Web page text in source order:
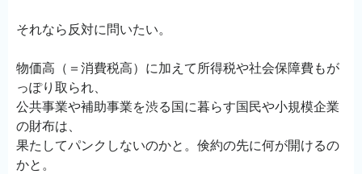
それなら反対に問いたい。
物価高（＝消費税高）に加えて所得税や社会保障費もが
っぽり取られ、
公共事業や補助事業を渋る国に暮らす国民や小規模企業
の財布は、
果たしてパンクしないのかと。倹約の先に何が開けるの
かと。